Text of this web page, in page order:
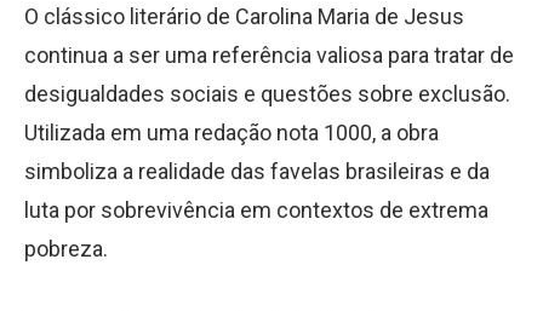
O clássico literário de Carolina Maria de Jesus
continua a ser uma referência valiosa para tratar de
desigualdades sociais e questões sobre exclusão.
Utilizada em uma redação nota 1000, a obra
simboliza a realidade das favelas brasileiras e da
luta por sobrevivência em contextos de extrema
pobreza.